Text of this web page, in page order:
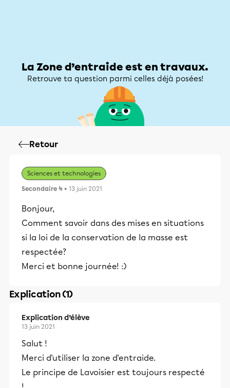
La Zone d’entraide est en travaux.
Retrouve ta question parmi celles déjà posées!
Retour
Sciences et technologies
Secondaire 4 • 13 juin 2021
Bonjour,
Comment savoir dans des mises en situations
si la loi de la conservation de la masse est
respectée?
Merci et bonne journée! :)
Explication (1)
Explication d’élève
13 juin 2021
Salut !
Merci d'utiliser la zone d'entraide.
Le principe de Lavoisier est toujours respecté